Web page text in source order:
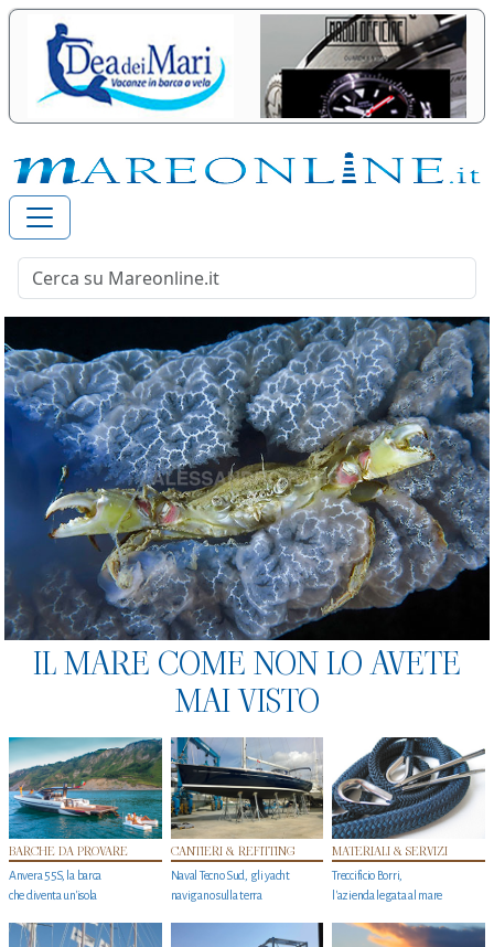
IL MARE COME NON LO AVETE
MAI VISTO
BARCHE DA PROVARE
Anvera 55S, la barca
che diventa un'isola
CANTIERI & REFITTING
Naval Tecno Sud, gli yacht
navigano sulla terra
MATERIALI & SERVIZI
Treccificio Borri,
l'azienda legata al mare